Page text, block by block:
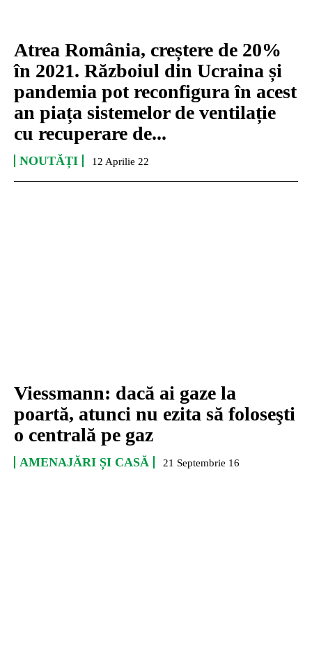
Atrea România, creștere de 20%
în 2021. Războiul din Ucraina și
pandemia pot reconfigura în acest
an piața sistemelor de ventilație
cu recuperare de...
NOUTĂȚI 12 Aprilie 22
Viessmann: dacă ai gaze la
poartă, atunci nu ezita să foloseşti
o centrală pe gaz
AMENAJĂRI ȘI CASĂ 21 Septembrie 16